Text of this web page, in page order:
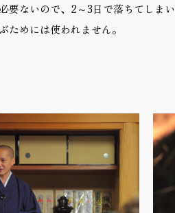
要ないので、2～3日で落ちてしま
ためには使われません。